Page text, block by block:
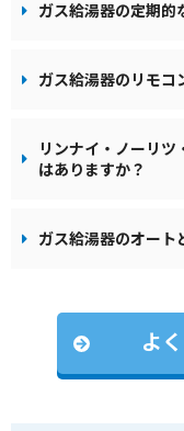
ガス給湯器の定期的
ガス給湯器のリモコ
リンナイ・ノーリ
はありますか？
ガス給湯器のオート
よ